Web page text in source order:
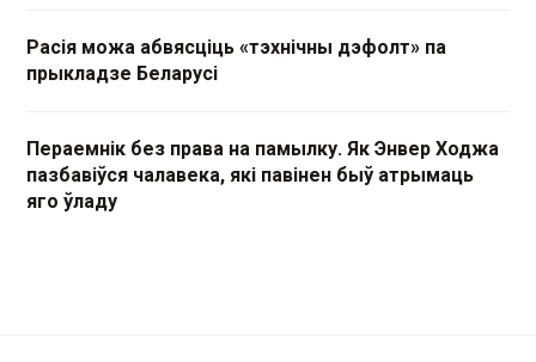
Расія можа абвясціць «тэхнічны дэфолт» па
прыкладзе Беларусі
Пераемнік без права на памылку. Як Энвер Ходжа
пазбавіўся чалавека, які павінен быў атрымаць
яго ўладу